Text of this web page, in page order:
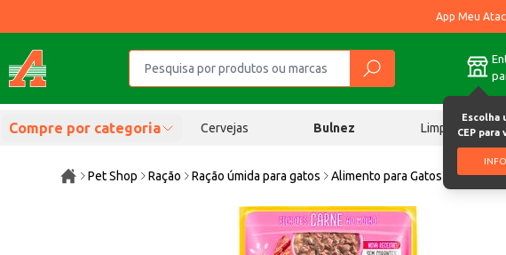
App Meu
Escolha
CEP
Compre por categoria Cervejas Bulnez Limpeza
Pet Shop Ração Ração úmida para gatos Alimento para Gatos Filhotes